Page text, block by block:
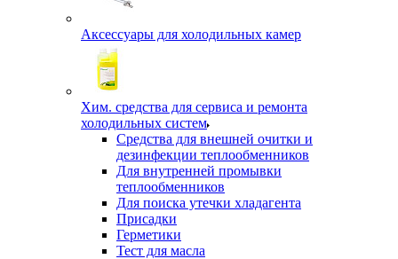
Аксессуары для холодильных камер
Хим. средства для сервиса и ремонта
холодильных систем
Средства для внешней очитки и
дезинфекции теплообменников
Для внутренней промывки
теплообменников
Для поиска утечки хладагента
Присадки
Герметики
Тест для масла